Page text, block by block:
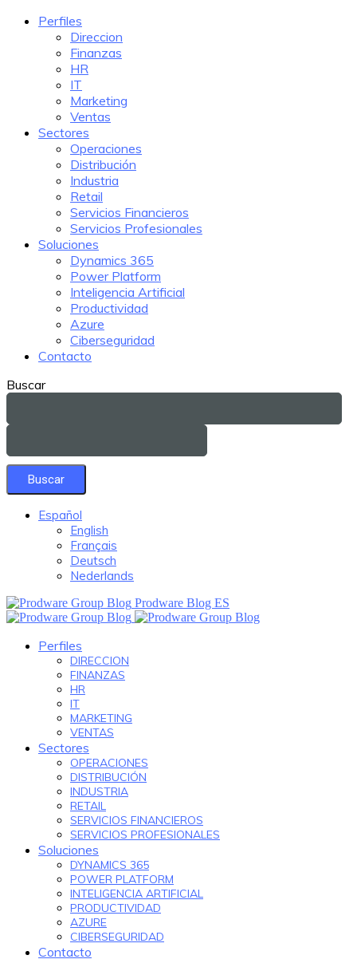
Perfiles
Direccion
Finanzas
HR
IT
Marketing
Ventas
Sectores
Operaciones
Distribución
Industria
Retail
Servicios Financieros
Servicios Profesionales
Soluciones
Dynamics 365
Power Platform
Inteligencia Artificial
Productividad
Azure
Ciberseguridad
Contacto
Buscar
Español
English
Français
Deutsch
Nederlands
Prodware Blog ES
Perfiles
DIRECCION
FINANZAS
HR
IT
MARKETING
VENTAS
Sectores
OPERACIONES
DISTRIBUCIÓN
INDUSTRIA
RETAIL
SERVICIOS FINANCIEROS
SERVICIOS PROFESIONALES
Soluciones
DYNAMICS 365
POWER PLATFORM
INTELIGENCIA ARTIFICIAL
PRODUCTIVIDAD
AZURE
CIBERSEGURIDAD
Contacto